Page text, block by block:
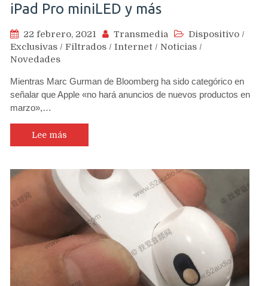
iPad Pro miniLED y más
22 febrero, 2021 Transmedia Dispositivo /
Exclusivas / Filtrados / Internet / Noticias /
Novedades
Mientras Marc Gurman de Bloomberg ha sido categórico en
señalar que Apple «no hará anuncios de nuevos productos en
marzo»,…
Lee más